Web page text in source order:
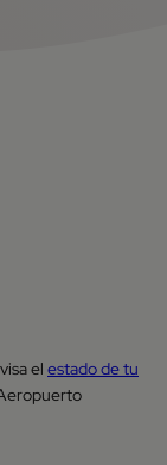
el estado de tu